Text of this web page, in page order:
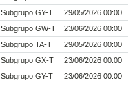
Subgrupo GY-T
29/05/2026 00:00
Subgrupo GW-T
23/06/2026 00:00
Subgrupo TA-T
29/05/2026 00:00
Subgrupo GX-T
23/06/2026 00:00
Subgrupo GY-T 23/06/2026 00:00